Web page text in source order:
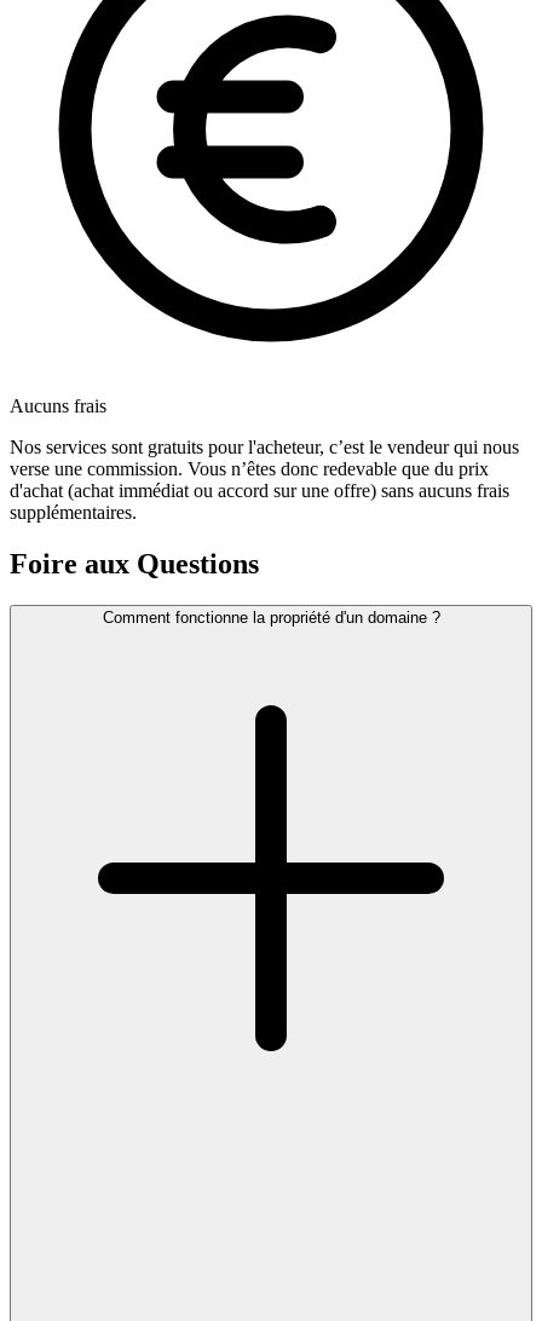
Aucuns frais
Nos services sont gratuits pour l'acheteur, c’est le vendeur qui nous
verse une commission. Vous n’êtes donc redevable que du prix
d'achat (achat immédiat ou accord sur une offre) sans aucuns frais
supplémentaires.
Foire aux Questions
Comment fonctionne la propriété d'un domaine ?